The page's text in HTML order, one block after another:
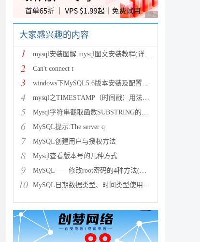
广告 商业广告，理性
大家感兴趣的内容
1 mysql安装图解 mysql图文安装教程(详细说明)
2 Can't connect t
3 windows下MySQL5.6版本安装及配置过程附有截图和
4 mysql之TIMESTAMP（时间戳）用法详解
5 Mysql字符串截取函数SUBSTRING的用法说明
6 MySQL提示:The server q
7 MySQL创建用户与授权方法
8 Mysql查看版本号的几种方式
9 MySQL——修改root密码的4种方法(以windows为
10 MySQL日期数据类型、时间类型使用总结